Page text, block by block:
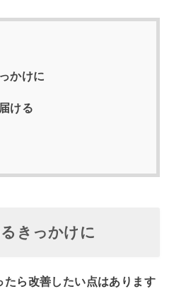
かけに
ける
きっかけに
ら改善したい点はあります